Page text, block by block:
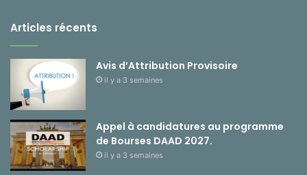
Articles récents
Avis d’Attribution Provisoire
il y a 3 semaines
Appel à candidatures au programme
de Bourses DAAD 2027.
il y a 3 semaines